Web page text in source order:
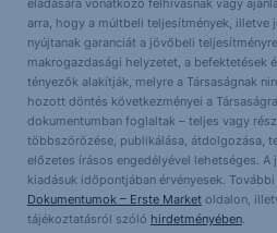
eladására vonatkozó felhívásnak vagy
arra, hogy a múltbeli teljesítmények, illetve
nyújtanak garanciát a jövőbeli
makrogazdasági helyzetet, a befektetések
tényezők alakítják, melyre a Társaságnak
hozott döntés következményei a
dokumentumban foglaltak – teljes vagy
többszörözése, publikálása, átdolgozása,
előzetes írásos engedélyével lehetséges.
kiadásuk időpontjában érvényesek.
Dokumentumok – Erste Marketoldalon,
tájékoztatásról szóló hirdetményében.